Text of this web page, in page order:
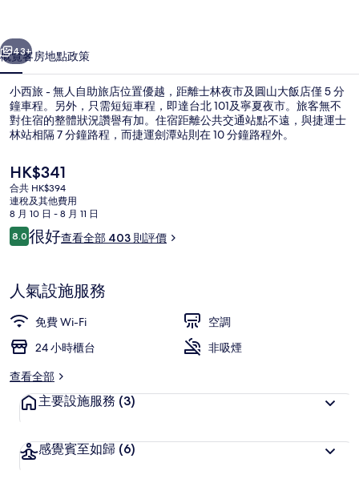
助
旅
店
相
集
個 下一個
43+
概覽客房地點政策
小西旅 - 無人自助旅店位置優越，距離士林夜市及圓山大飯店僅 5 分
鐘車程。另外，只需短短車程，即達台北 101及寧夏夜市。旅客無不
對住宿的整體狀況讚譽有加。住宿距離公共交通站點不遠，與捷運士
林站相隔 7 分鐘路程，而捷運劍潭站則在 10 分鐘路程外。
現
價
HK$341
HK$341
合共 HK$394
連稅及其他費用
8 月 10 日 - 8 月 11 日
評
價
8.08.0 分，滿分 10 分，
很好查看全部 403 則評價
人氣設施服務
免費 Wi-Fi
空調
24 小時櫃台
非吸煙
查看全部
主要設施服務 (3)
感覺賓至如歸 (6)